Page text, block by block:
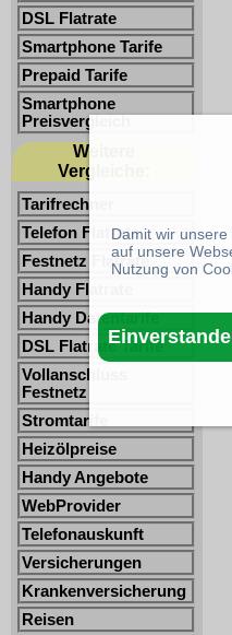
DSL Flatrate
Smartphone Tarife
Prepaid Tarife
Smartphone
Preisvergleich
Weitere
Vergleiche:
Tarifrechner
Telefon Flatrate
Festnetz Flatrate
Handy Flatrate
Handy Datentarife
DSL Flatrate Tarife
Vollanschluss
Festnetz
Stromtarife
Heizölpreise
Handy Angebote
WebProvider
Telefonauskunft
Versicherungen
Krankenversicherung
Reisen
Damit wir
auf unsere
Nutzung von